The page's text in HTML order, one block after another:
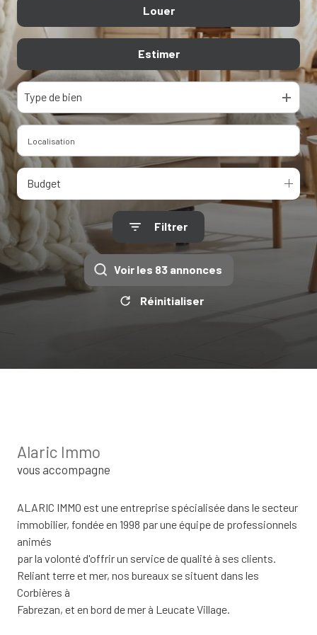
Louer
Estimer
Type de bien
Budget
Filtrer
Voir les 83annonces
Réinitialiser
Alaric Immo
vous accompagne
ALARIC IMMO est une entreprise spécialisée dans le secteur
immobilier, fondée en 1998 par une équipe de professionnels
animés
par la volonté d'offrir un service de qualité à ses clients.
Reliant terre et mer, nos bureaux se situent dans les
Corbières à
Fabrezan, et en bord de mer à Leucate Village.